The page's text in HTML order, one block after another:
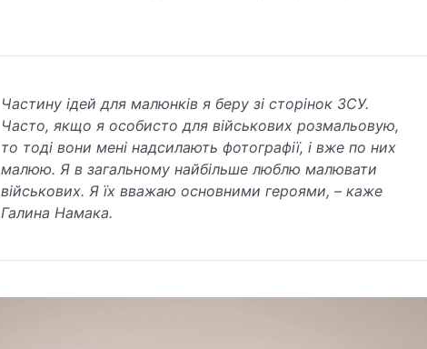
Частину ідей для малюнків я беру зі сторінок ЗСУ.
Часто, якщо я особисто для військових розмальовую,
то тоді вони мені надсилають фотографії, і вже по них
малюю. Я в загальному найбільше люблю малювати
військових. Я їх вважаю основними героями, – каже
Галина Намака.